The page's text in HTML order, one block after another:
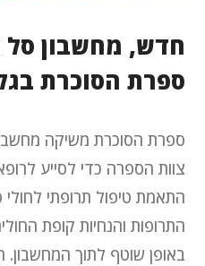
חדש, מחשבון סל
ספרת הסוכרת
ספרת הסוכרת משיקה
צוות הספרה כדי לסייע
התאמת טיפול תרופתי
התרופות והנחיות קופת
באופן שוטף לתוך